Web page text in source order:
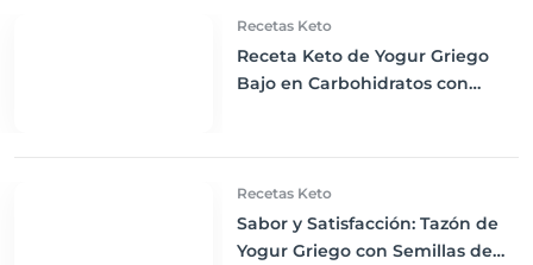
Recetas Keto
Receta Keto de Yogur Griego
Bajo en Carbohidratos con
Recetas Keto
Sabor y Satisfacción: Tazón de
Yogur Griego con Semillas de